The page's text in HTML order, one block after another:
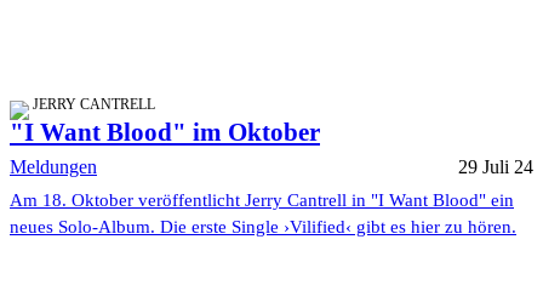
JERRY CANTRELL
"I Want Blood" im Oktober
Meldungen 29 Juli 24
Am 18. Oktober veröffentlicht Jerry Cantrell in "I Want Blood" ein
neues Solo-Album. Die erste Single ›Vilified‹ gibt es hier zu hören.